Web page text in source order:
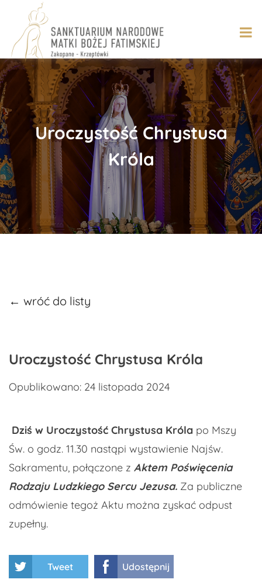
content
Uroczystość Chrystusa
Króla
← wróć do listy
Uroczystość Chrystusa Króla
Opublikowano: 24 listopada 2024
Dziś w Uroczystość Chrystusa Króla po Mszy
Św. o godz. 11.30 nastąpi wystawienie Najśw.
Sakramentu, połączone z Aktem Poświęcenia
Rodzaju Ludzkiego Sercu Jezusa. Za publiczne
odmówienie tegoż Aktu można zyskać odpust
zupełny.
Tweet Udostępnij